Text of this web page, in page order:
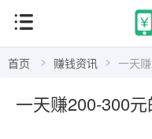
首页 赚钱资讯 一天赚
一天赚200-300